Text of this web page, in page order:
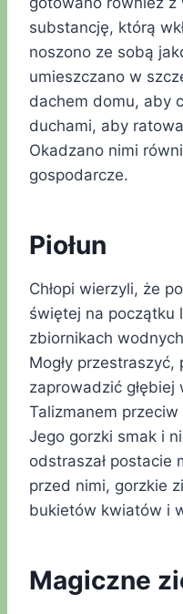
substancję, którą
noszono ze sobą
umieszczano w
dachem domu, aby
duchami, aby
Okadzano nimi
gospodarcze.
Piołun
Chłopi wierzyli, że
świętej na początku
zbiornikach
Mogły przestraszyć,
zaprowadzić
Talizmanem przeciw
Jego gorzki smak i
odstraszał postacie
przed nimi, gorzkie
bukietów kwiatów i
Magiczne